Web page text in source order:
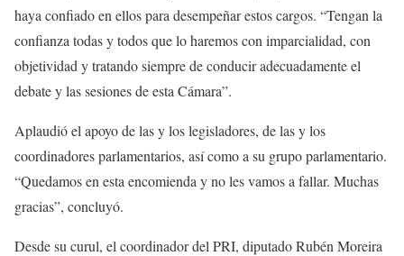
haya confiado en ellos para desempeñar estos cargos. “Tengan la
confianza todas y todos que lo haremos con imparcialidad, con
objetividad y tratando siempre de conducir adecuadamente el
debate y las sesiones de esta Cámara”.
Aplaudió el apoyo de las y los legisladores, de las y los
coordinadores parlamentarios, así como a su grupo parlamentario.
“Quedamos en esta encomienda y no les vamos a fallar. Muchas
gracias”, concluyó.
Desde su curul, el coordinador del PRI, diputado Rubén Moreira